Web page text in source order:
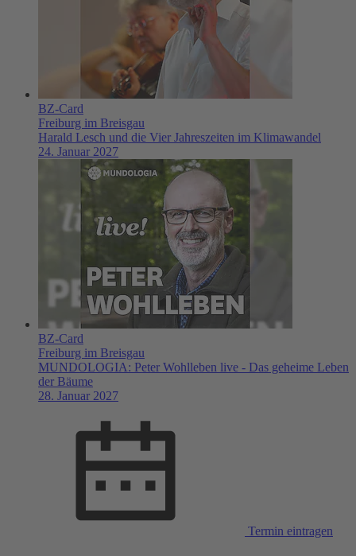
BZ-Card
Freiburg im Breisgau
Harald Lesch und die Vier Jahreszeiten im Klimawandel
24. Januar 2027
BZ-Card
Freiburg im Breisgau
MUNDOLOGIA: Peter Wohlleben live - Das geheime Leben
der Bäume
28. Januar 2027
Termin eintragen